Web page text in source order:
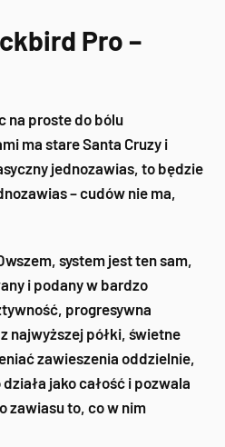
Pro –
na proste do bólu
ma stare Santa Cruzy i
jednozawias, to będzie
– cudów nie ma,
system jest ten sam,
i podany w bardzo
progresywna
najwyższej półki, świetne
zawieszenia oddzielnie,
jako całość i pozwala
zawiasu to, co w nim